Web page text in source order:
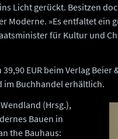
Licht gerückt. Besitzen
Moderne. »Es entfaltet ein
für Kultur und
EUR beim Verlag Beier
im Buchhandel erhältlich.
(Hrsg.),
Bauen in
the Bauhaus: